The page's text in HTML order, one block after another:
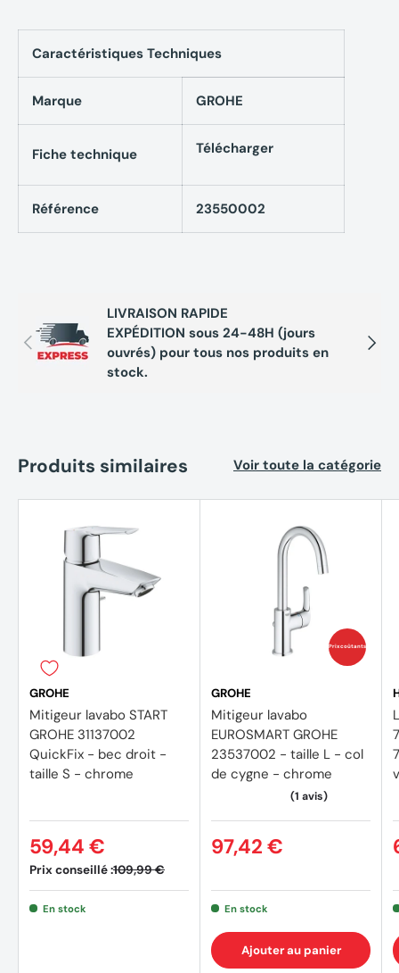
Caractéristiques Techniques
Marque GROHE
Fiche technique Télécharger
Référence 23550002
Précédent
LIVRAISON RAPIDE
EXPÉDITION sous 24-48H (jours
ouvrés) pour tous nos produits en
stock.
Produits similaires Voir toute la catégorie
GROHE
Mitigeur lavabo START
GROHE 31137002
QuickFix - bec droit -
taille S - chrome
Prix conseillé :109,99 €
59,44 €
En stock
Prix coûtants
GROHE
Mitigeur lavabo
EUROSMART GROHE
23537002 - taille L - col
de cygne - chrome
97,42 €
En stock
Ajouter au panier